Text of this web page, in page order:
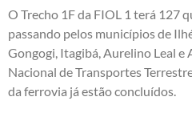
O Trecho 1F da FIOL 1 terá 127
passando pelos municípios de
Gongogi, Itagibá, Aurelino Leal e
Nacional de Transportes
da ferrovia já estão concluídos.